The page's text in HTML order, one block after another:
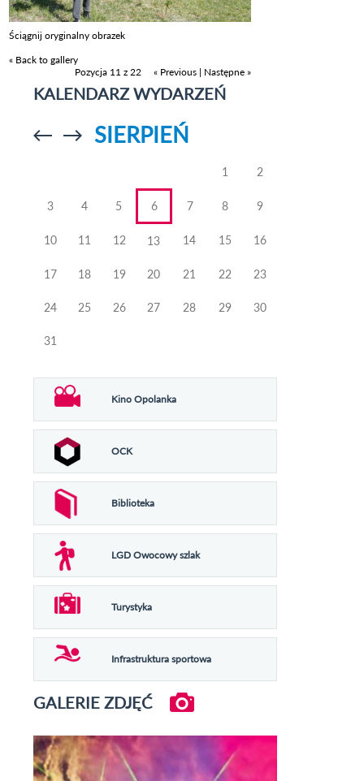
Ściągnij oryginalny obrazek
« Back to gallery
Pozycja 11 z 22
« Previous | Następne »
KALENDARZ WYDARZEŃ
Przejdź doPrzejdź do
SIERPIEŃ
1 2
3 4 5 6 7 8 9
10 11 12 13 14 15 16
17 18 19 20 21 22 23
24 25 26 27 28 29 30
31
Kino Opolanka
OCK
Biblioteka
LGD Owocowy szlak
Turystyka
Infrastruktura sportowa
GALERIE ZDJĘĆ